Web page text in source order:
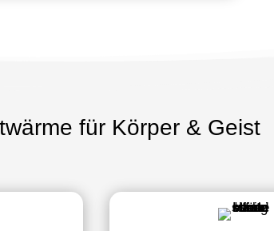
für Körper & Geist